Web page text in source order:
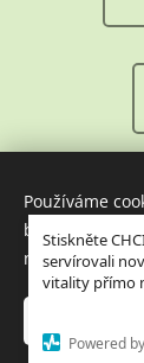
Stiskněte
servírovali
vitality přímo
Powered
Používáme
bezpečnost
nejlepší